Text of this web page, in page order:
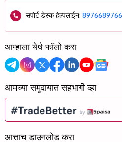
सपोर्ट डेस्क हेल्पलाईन: 8976689766
आम्हाला येथे फॉलो करा
आमच्या समुदायात सहभागी व्हा
आत्ताच डाउनलोड करा